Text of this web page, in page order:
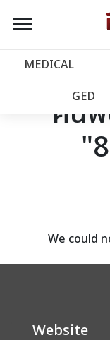
account_balance หน้าแรก
เว็บไซต์
โปรโมชั่
assignment ลงทะเบี
menu
MEDICAL
GED
ค้น
We could
Website